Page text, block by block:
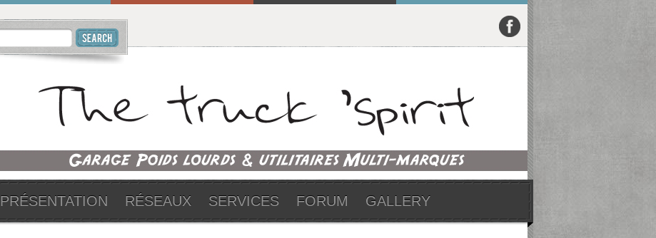
PRÉSENTATION RÉSEAUX SERVICES FORUM GALLERY